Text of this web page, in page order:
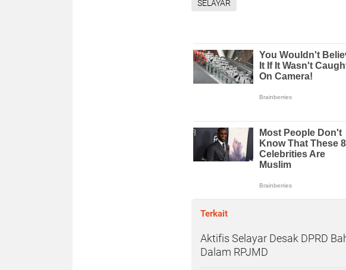
SELAYAR
Terkait
Aktifis Selayar Desak DPRD
Dalam RPJMD